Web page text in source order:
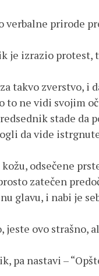
verbalne prirode
je izrazio protest,
takvo zverstvo, i
to ne vidi svojim
stade da
da vide
odsečene
zatečen
glavu, i nabi je
jeste ovo strašno,
pa nastavi –